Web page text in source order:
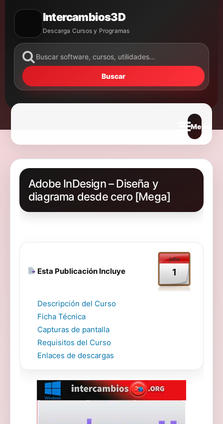
Intercambios3D
Descarga Cursos y Programas
Buscar
Abrir
Adobe InDesign – Diseña y
diagrama desde cero [Mega]
Esta Publicación Incluye
julio
1
Descripción del Curso
Ficha Técnica
Capturas de pantalla
Requisitos del Curso
Enlaces de descargas